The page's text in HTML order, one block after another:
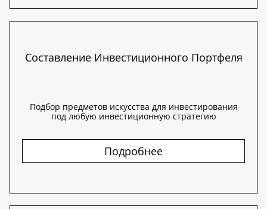
Составление Инвестиционного Портфеля
Подбор предметов искусства для инвестирования
под любую инвестиционную стратегию
Подробнее